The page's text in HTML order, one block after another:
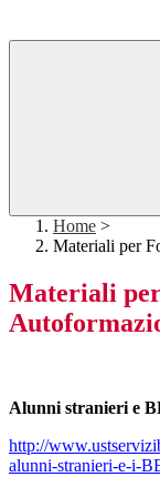
Home >
Materiali per
Materiali
Alunni stranieri e
http://
alunni-stranieri-e-i-